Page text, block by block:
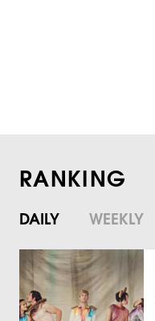
RANKING
DAILY WEEKLY